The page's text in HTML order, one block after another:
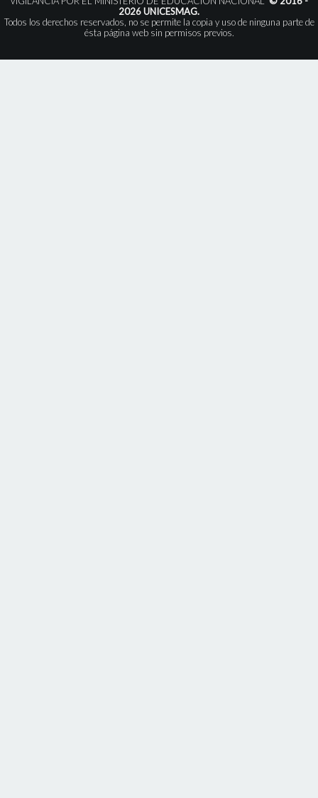
2026 UNICESMAG.
Todos los derechos reservados, no se permite la copia y uso de ninguna parte de
ésta página web sin permisos previos.